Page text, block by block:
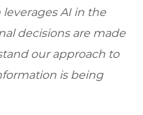
leverages AI in the
decisions are made
our approach to
is being